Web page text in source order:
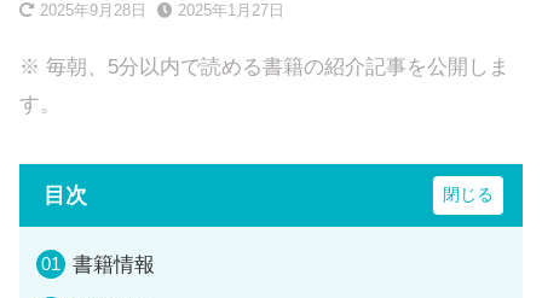
2025年9月28日 2025年1月27日
※ 毎朝、5分以内で読める書籍の紹介記事を公開しま
す。
目次
書籍情報